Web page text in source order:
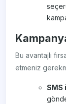
Bu avantajlı
etmeniz
SMS